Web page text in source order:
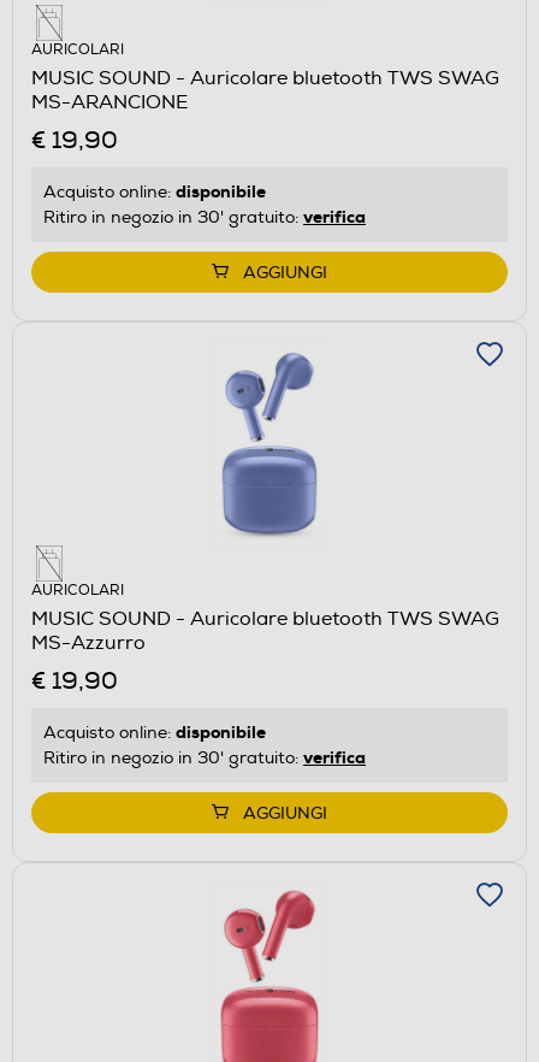
AURICOLARI
MUSIC SOUND - Auricolare bluetooth TWS SWAG
MS-ARANCIONE
€ 19,90
Acquisto online: disponibile
Ritiro in negozio in 30' gratuito: verifica
AGGIUNGI
AURICOLARI
MUSIC SOUND - Auricolare bluetooth TWS SWAG
MS-Azzurro
€ 19,90
Acquisto online: disponibile
Ritiro in negozio in 30' gratuito: verifica
AGGIUNGI